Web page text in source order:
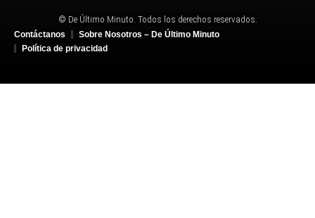
© De Último Minuto. Todos los derechos reservados.
Contáctanos
Sobre Nosotros – De Último Minuto
Política de privacidad